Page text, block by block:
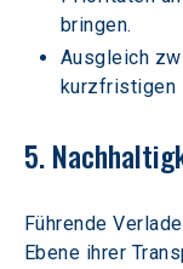
bringen.
Ausgleich
kurzfristigen
5.
Führende
Ebene ihrer